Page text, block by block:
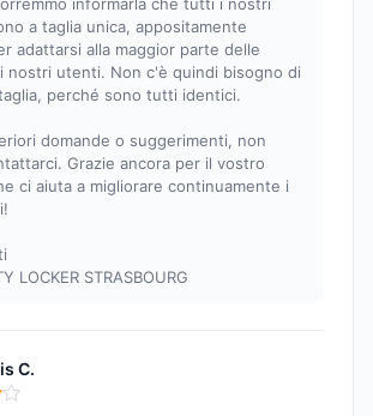
a taglia unica, appositamente
adattarsi alla maggior parte delle
nostri utenti. Non c'è quindi bisogno di
perché sono tutti identici.
domande o suggerimenti, non
Grazie ancora per il vostro
ci aiuta a migliorare continuamente i
LOCKER STRASBOURG
C.
5